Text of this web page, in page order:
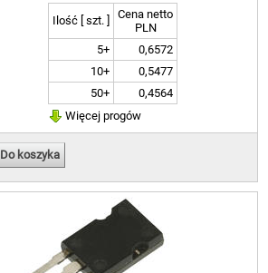
Ilość [ szt. ]
Cena netto
PLN
5+
0,6572
10+
0,5477
50+
0,4564
Więcej progów
Do koszyka